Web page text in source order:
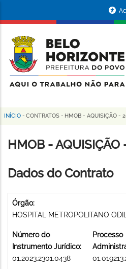
conteúdo
principal
da
Prefeitura
de
Horizonte
Trilha
de
INÍCIO - CONTRATOS - HMOB - AQUISIÇÃO -
HMOB -
Dados do Contrato
Órgão:
HOSPITAL METROPOLITANO
Número do
Instrumento Jurídico:
01.2023.2301.0438
Processo